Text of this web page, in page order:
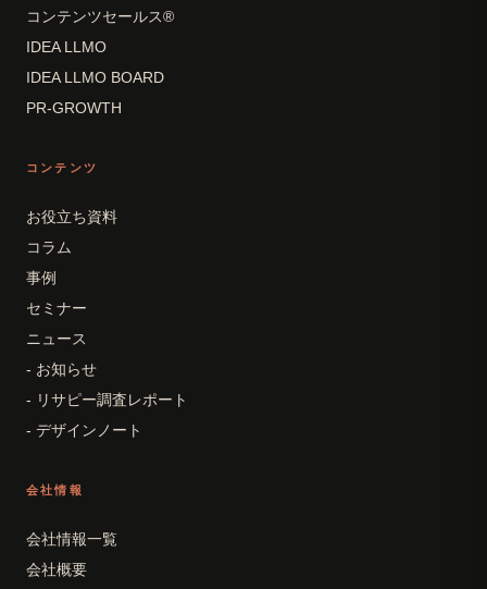
コンテンツセールス®
IDEA LLMO
IDEA LLMO BOARD
PR-GROWTH
コンテンツ
お役立ち資料
コラム
事例
セミナー
ニュース
- お知らせ
- リサピー調査レポート
- デザインノート
会社情報
会社情報一覧
会社概要